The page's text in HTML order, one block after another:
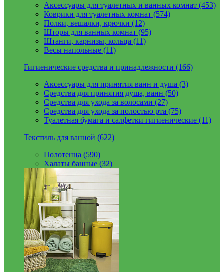
Аксессуары для туалетных и ванных комнат (453)
Коврики для туалетных комнат (574)
Полки, вешалки, крючки (12)
Шторы для ванных комнат (95)
Штанги, карнизы, кольца (11)
Весы напольные (11)
Гигиенические средства и принадлежности (166)
Аксессуары для принятия ванн и душа (3)
Средства для принятия душа, ванн (50)
Средства для ухода за волосами (27)
Средства для ухода за полостью рта (75)
Туалетная бумага и салфетки гигиенические (11)
Текстиль для ванной (622)
Полотенца (590)
Халаты банные (32)